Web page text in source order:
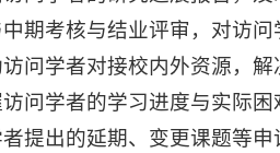
期考核与结业评审，对访
问学者对接校内外资源，解
问学者的学习进度与实际困
提出的延期、变更课题等申